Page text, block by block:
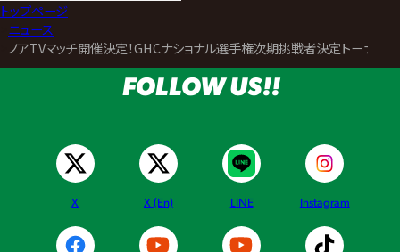
トップページ
ニュース
ノアTVマッチ開催決定！GHCナショナル選手権次期挑戦者決定トーナ
FOLLOW US!!
X X (En) LINE Instagram